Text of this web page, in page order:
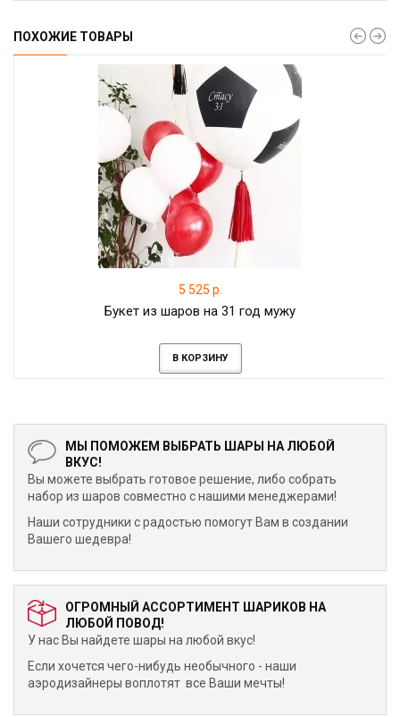
ПОХОЖИЕ ТОВАРЫ
5 525 р.
Букет из шаров на 31 год мужу
В КОРЗИНУ
МЫ ПОМОЖЕМ ВЫБРАТЬ ШАРЫ НА ЛЮБОЙ
ВКУС!
Вы можете выбрать готовое решение, либо собрать
набор из шаров совместно с нашими менеджерами!
Наши сотрудники с радостью помогут Вам в создании
Вашего шедевра!
ОГРОМНЫЙ АССОРТИМЕНТ ШАРИКОВ НА
ЛЮБОЙ ПОВОД!
У нас Вы найдете шары на любой вкус!
Если хочется чего-нибудь необычного - наши
аэродизайнеры воплотят все Ваши мечты!